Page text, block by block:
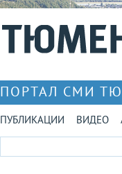
ПОРТАЛ СМИ
ПУБЛИКАЦИИ ВИДЕО